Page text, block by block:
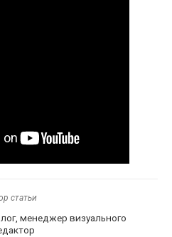
статьи
менеджер визуального